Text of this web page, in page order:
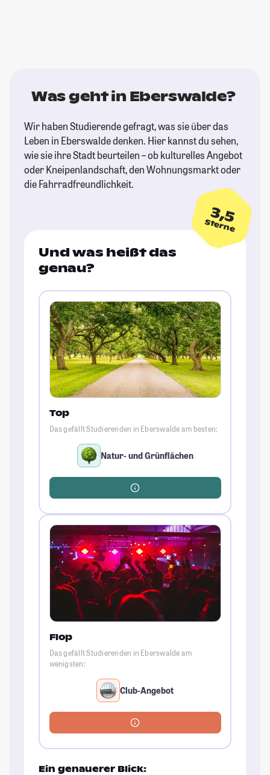
Was geht in Eberswalde?
Wir haben Studierende gefragt, was sie über das
Leben in Eberswalde denken. Hier kannst du sehen,
wie sie ihre Stadt beurteilen – ob kulturelles Angebot
oder Kneipenlandschaft, den Wohnungsmarkt oder
die Fahrradfreundlichkeit.
3,5
Sterne
Und was heißt das
genau?
Top
Das gefällt Studierenden in Eberswalde am besten:
Natur- und Grünflächen
Flop
Das gefällt Studierenden in Eberswalde am
wenigsten:
Club-Angebot
Ein genauerer Blick: